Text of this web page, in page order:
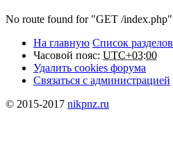
No route found for "GET /index.php"
На главную Список разделов
Часовой пояс: UTC+03:00
Удалить cookies форума
Связаться с администрацией
© 2015-2017 nikpnz.ru